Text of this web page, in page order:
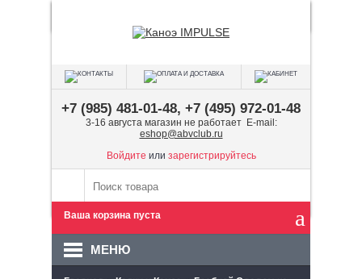
+7 (985) 481-01-48, +7 (495) 972-01-48
3-16 августа магазин не работает E-mail:
eshop@abvclub.ru
Войдите или зарегистрируйтесь
Ваша корзина пуста
МЕНЮ